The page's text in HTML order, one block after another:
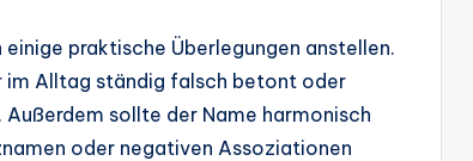
praktische Überlegungen anstellen.
im Alltag ständig falsch betont oder
sollte der Name harmonisch
oder negativen Assoziationen